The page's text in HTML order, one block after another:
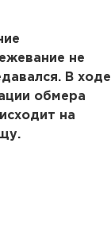
не
В ходе
обмера
на